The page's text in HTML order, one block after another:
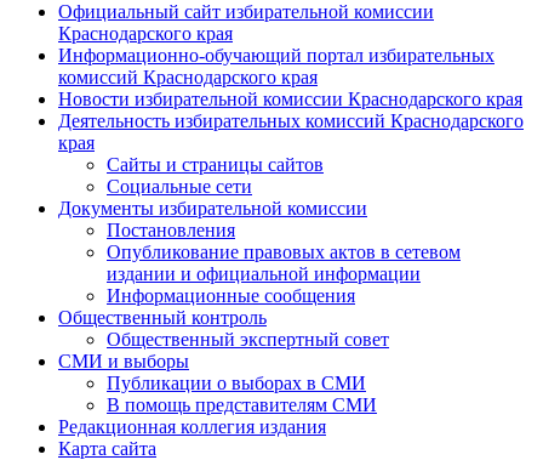
Официальный сайт избирательной комиссии
Краснодарского края
Информационно-обучающий портал избирательных
комиссий Краснодарского края
Новости избирательной комиссии Краснодарского края
Деятельность избирательных комиссий Краснодарского
края
Сайты и страницы сайтов
Социальные сети
Документы избирательной комиссии
Постановления
Опубликование правовых актов в сетевом
издании и официальной информации
Информационные сообщения
Общественный контроль
Общественный экспертный совет
СМИ и выборы
Публикации о выборах в СМИ
В помощь представителям СМИ
Редакционная коллегия издания
Карта сайта